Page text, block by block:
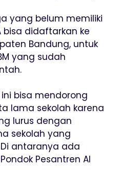
yang belum memiliki
bisa didaftarkan ke
Bandung, untuk
yang sudah
ini bisa mendorong
lama sekolah karena
lurus dengan
sekolah yang
antaranya ada
Pesantren Al